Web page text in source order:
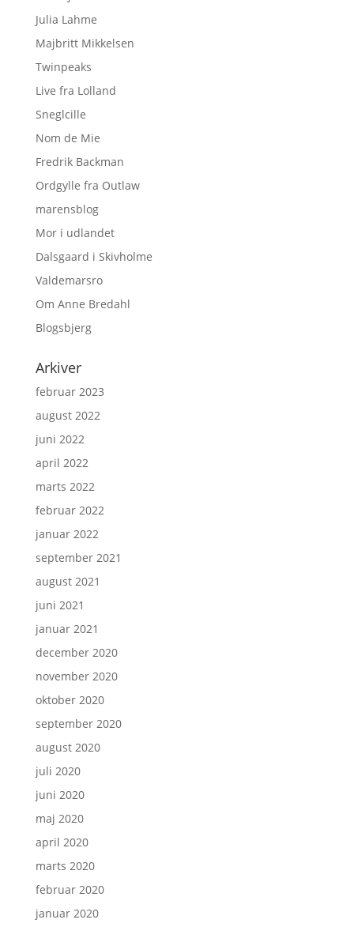
Julia Lahme
Majbritt Mikkelsen
Twinpeaks
Live fra Lolland
Sneglcille
Nom de Mie
Fredrik Backman
Ordgylle fra Outlaw
marensblog
Mor i udlandet
Dalsgaard i Skivholme
Valdemarsro
Om Anne Bredahl
Blogsbjerg
Arkiver
februar 2023
august 2022
juni 2022
april 2022
marts 2022
februar 2022
januar 2022
september 2021
august 2021
juni 2021
januar 2021
december 2020
november 2020
oktober 2020
september 2020
august 2020
juli 2020
juni 2020
maj 2020
april 2020
marts 2020
februar 2020
januar 2020